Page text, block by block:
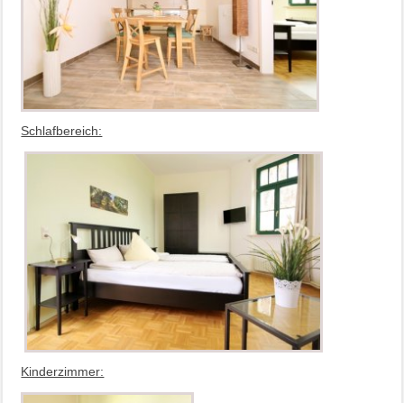
Schlafbereich:
Kinderzimmer: